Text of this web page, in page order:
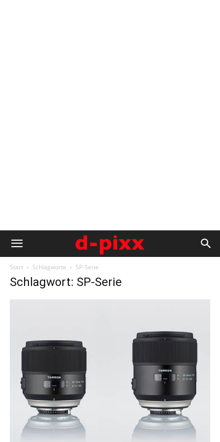
Start Schlagworte SP-Serie
Schlagwort: SP-Serie